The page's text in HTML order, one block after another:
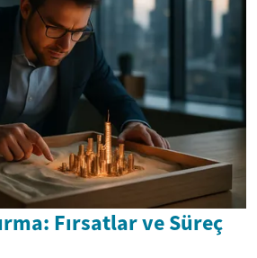
Fırsatlar ve Süreç